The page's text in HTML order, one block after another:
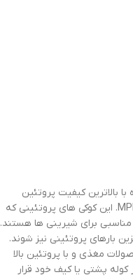
بالاترین کیفیت پروتئین
WPC (پروتئین سالم) و ایزوله پروتئین شیر MPI. این کوکی های پروتئینی که
برای شیرینی ها هستند.
بارهای پروتئینی نیز شوند.
مغذی و با پروتئین بالا
پشتی یا کیف خود قرار